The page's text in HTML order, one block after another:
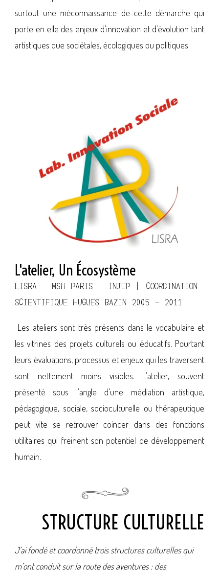
surtout une méconnaissance de cette démarche qui
porte en elle des enjeux d’innovation et d’évolution tant
artistiques que sociétales, écologiques ou politiques.
L'atelier, Un Écosystème
LISRA - MSH PARIS - INJEP | COORDINATION
SCIENTIFIQUE HUGUES BAZIN 2005 - 2011
Les ateliers sont très présents dans le vocabulaire et
les vitrines des projets culturels ou éducatifs. Pourtant
leurs évaluations, processus et enjeux qui les traversent
sont nettement moins visibles. L’atelier, souvent
présenté sous l’angle d’une médiation artistique,
pédagogique, sociale, socioculturelle ou thérapeutique
peut vite se retrouver coincer dans des fonctions
utilitaires qui freinent son potentiel de développement
humain.
STRUCTURE CULTURELLE
J’ai fondé et coordonné trois structures culturelles qui
m’ont conduit sur la route des aventures : des